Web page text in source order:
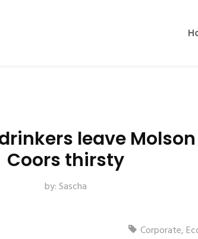
leave Molson
Coors thirsty
by:Sascha
Corporate,